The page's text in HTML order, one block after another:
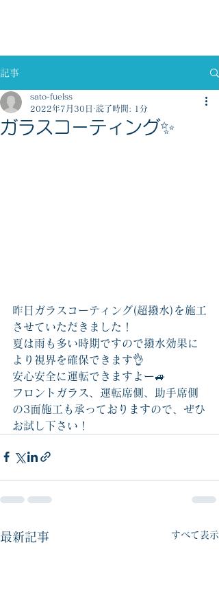
記事
ガラスコーティング✨
sato-fuelss
2022年7月30日
読了時間: 1分
昨日ガラスコーティング(超撥水)を施工
させていただきました！
夏は雨も多い時期ですので撥水効果に
より視界を確保できます👌
安心安全に運転できますよー🚙
フロントガラス、運転席側、助手席側
の3面施工も承っておりますので、ぜひ
お試し下さい！
最新記事 すべて表示